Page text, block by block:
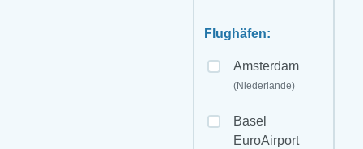
Flughäfen:
Amsterdam
(Niederlande)
Basel
EuroAirport